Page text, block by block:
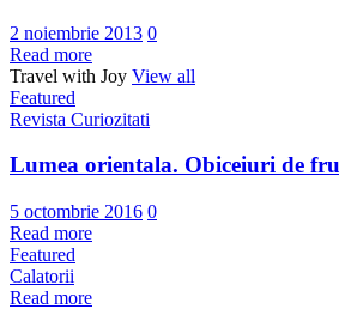
2 noiembrie 2013 0
Read more
Travel with Joy View all
Featured
Revista Curiozitati
Lumea orientala. Obiceiuri de
5 octombrie 2016 0
Read more
Featured
Calatorii
Read more